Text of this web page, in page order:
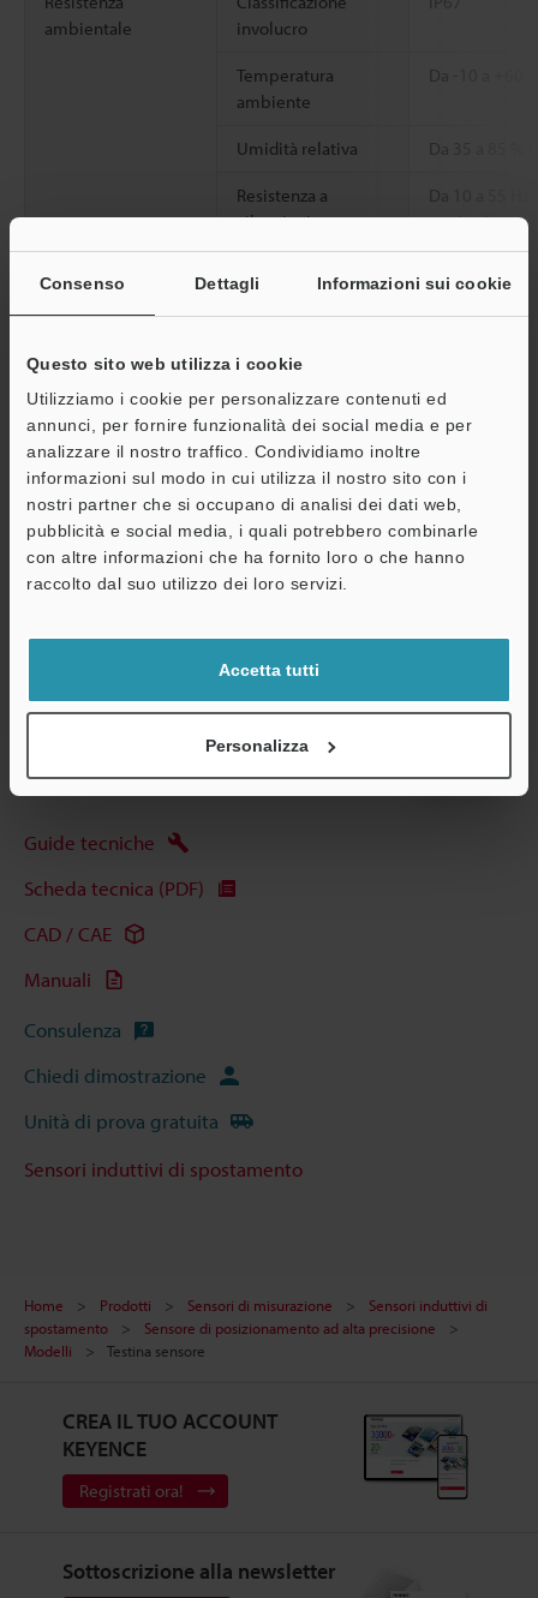
Consenso Dettagli Informazioni sui cookie
Questo sito web utilizza i cookie
Utilizziamo i cookie per personalizzare contenuti ed
annunci, per fornire funzionalità dei social media e per
analizzare il nostro traffico. Condividiamo inoltre
informazioni sul modo in cui utilizza il nostro sito con i
nostri partner che si occupano di analisi dei dati web,
pubblicità e social media, i quali potrebbero combinarle
con altre informazioni che ha fornito loro o che hanno
raccolto dal suo utilizzo dei loro servizi.
Accetta tutti
Personalizza
ambientale
involucro
Temperatura
ambiente
Da -10 a +60
Umidità relativa Da 35 a 85 %
Resistenza a
vibrazioni
Da 10 a 55
ore in
rilevamento impostata al 50% della massima distanza di
rilevamento stabile.
Scheda tecnica (PDF)
Altri modelli
Guide tecniche
Scheda tecnica (PDF)
CAD / CAE
Manuali
Consulenza
Chiedi dimostrazione
Unità di prova gratuita
Sensori induttivi di spostamento
Home Prodotti Sensori di misurazione
Sensori induttivi di
spostamento
Sensore di posizionamento ad alta precisione
Modelli
Testina sensore
CREA IL TUO ACCOUNT
KEYENCE
Registrati ora!
Sottoscrizione alla newsletter